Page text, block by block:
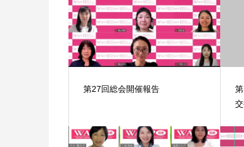
第27回総会開催報告